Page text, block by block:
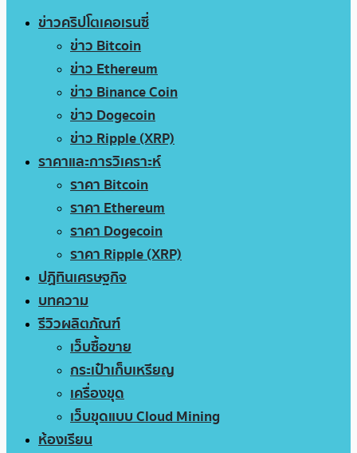
ข่าวคริปโตเคอเรนซี่
ข่าว Bitcoin
ข่าว Ethereum
ข่าว Binance Coin
ข่าว Dogecoin
ข่าว Ripple (XRP)
ราคาและการวิเคราะห์
ราคา Bitcoin
ราคา Ethereum
ราคา Dogecoin
ราคา Ripple (XRP)
ปฏิทินเศรษฐกิจ
บทความ
รีวิวผลิตภัณฑ์
เว็บซื้อขาย
กระเป๋าเก็บเหรียญ
เครื่องขุด
เว็บขุดแบบ Cloud Mining
ห้องเรียน